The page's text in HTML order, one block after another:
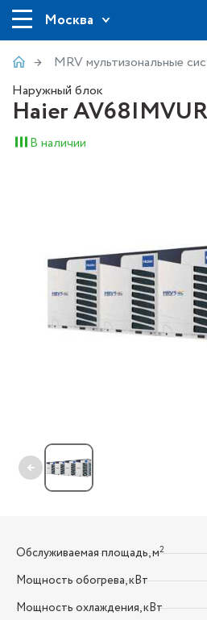
Москва
MRV мультизональные
Наружный блок
Haier
В наличии
←
Обслуживаемая площадь, м2
Мощность обогрева, кВт
Мощность охлаждения, кВт